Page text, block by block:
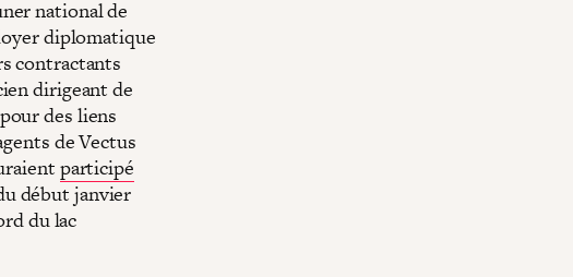
national de
diplomatique
contractants
dirigeant de
des liens
de Vectus
participé
début janvier
du lac